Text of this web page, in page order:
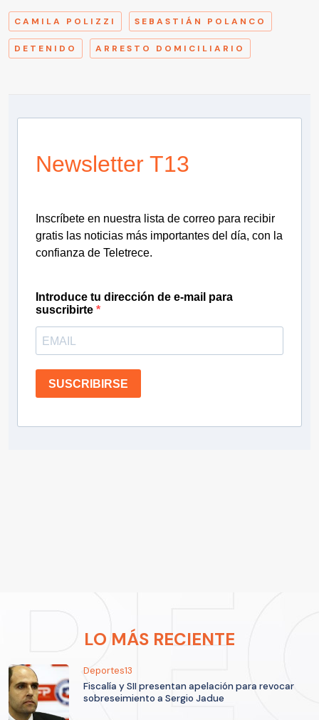
CAMILA POLIZZI SEBASTIÁN POLANCO
DETENIDO ARRESTO DOMICILIARIO
Newsletter T13
Inscríbete en nuestra lista de correo para recibir
gratis las noticias más importantes del día, con la
confianza de Teletrece.
Introduce tu dirección de e-mail para
suscribirte
SUSCRIBIRSE
LO MÁS RECIENTE
Deportes13
Fiscalía y SII presentan apelación para revocar
sobreseimiento a Sergio Jadue